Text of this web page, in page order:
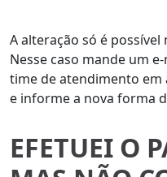
A alteração só é
Nesse caso mande um
time de atendimento em
e informe a nova forma
EFETUEI O